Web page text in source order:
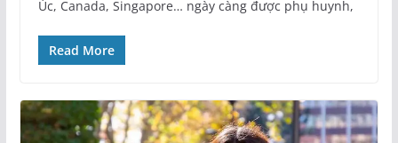
Úc, Canada, Singapore… ngày càng được phụ huynh,
Read More